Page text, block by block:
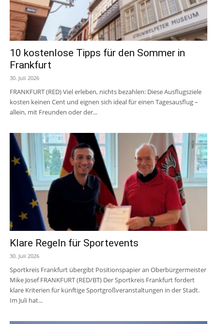
10 kostenlose Tipps für den Sommer in
Frankfurt
30. Juli 2026
FRANKFURT (RED) Viel erleben, nichts bezahlen: Diese Ausflugsziele
kosten keinen Cent und eignen sich ideal für einen Tagesausflug –
allein, mit Freunden oder der...
Klare Regeln für Sportevents
30. Juli 2026
Sportkreis Frankfurt übergibt Positionspapier an Oberbürgermeister
Mike Josef FRANKFURT (RED/BT) Der Sportkreis Frankfurt fordert
klare Kriterien für künftige Sportgroßveranstaltungen in der Stadt.
Im Juli hat...